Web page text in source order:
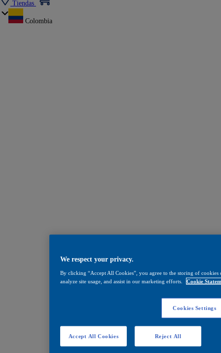
Tiendas
Colombia
We respect your privacy.
By clicking “Accept All Cookies”, you agree to the storing of
analyze site usage, and assist in our marketing efforts.
Cookie
Cookies Settings
Reject All
Accept All Cookies